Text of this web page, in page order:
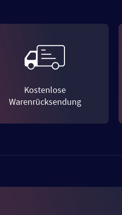
Kostenlose
Warenrücksendung